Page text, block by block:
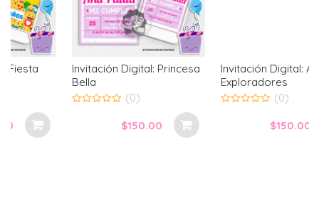
Invitación Digital: Princesa
out
of
(0)
Invitación Digital: Animales
Exploradores
out
of
(0)